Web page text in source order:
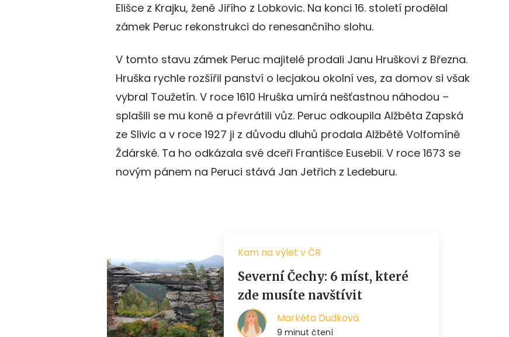
Elišce z Krajku, ženě Jiřího z Lobkovic. Na konci 16. století prodělal
zámek Peruc rekonstrukci do renesančního slohu.
V tomto stavu zámek Peruc majitelé prodali Janu Hruškovi z Března.
Hruška rychle rozšířil panství o lecjakou okolní ves, za domov si však
vybral Toužetín. V roce 1610 Hruška umírá nešťastnou náhodou –
splašili se mu koně a převrátili vůz. Peruc odkoupila Alžběta Zapská
ze Slivic a v roce 1927 ji z důvodu dluhů prodala Alžbětě Volfomíně
Ždárské. Ta ho odkázala své dceři Františce Eusebii. V roce 1673 se
novým pánem na Peruci stává Jan Jetřich z Ledeburu.